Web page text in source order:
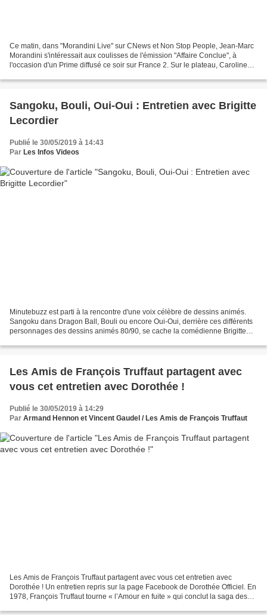
Ce matin, dans "Morandini Live" sur CNews et Non Stop People, Jean-Marc
Morandini s'intéressait aux coulisses de l'émission "Affaire Conclue", à
l'occasion d'un Prime diffusé ce soir sur France 2. Sur le plateau, Caroline
Sangoku, Bouli, Oui-Oui : Entretien avec Brigitte
Lecordier
Publié le 30/05/2019 à 14:43
Par Les Infos Videos
Minutebuzz est parti à la rencontre d'une voix célèbre de dessins animés.
Sangoku dans Dragon Ball, Bouli ou encore Oui-Oui, derrière ces différents
personnages des dessins animés 80/90, se cache la comédienne Brigitte
Les Amis de François Truffaut partagent avec
vous cet entretien avec Dorothée !
Publié le 30/05/2019 à 14:29
Par Armand Hennon et Vincent Gaudel / Les Amis de François Truffaut
Les Amis de François Truffaut partagent avec vous cet entretien avec
Dorothée ! Un entretien repris sur la page Facebook de Dorothée Officiel. En
1978, François Truffaut tourne « l’Amour en fuite » qui conclut la saga des